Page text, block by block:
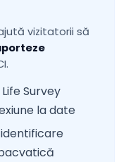
vizitatorii să
Survey
la date